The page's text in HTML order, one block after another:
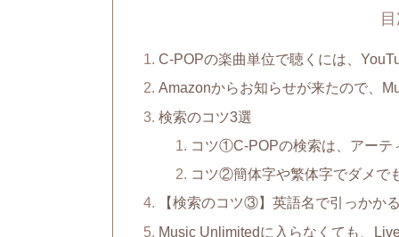
C-POPの楽曲単位で聴くには、
Amazonからお知らせが来たので、
検索のコツ3選
コツ①C-POPの検索は、アーテ
コツ②簡体字や繁体字でダメで
【検索のコツ③】英語名で引っかか
Music Unlimitedに入らなくても、